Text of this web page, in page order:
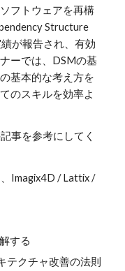
フトウェアを再構
Structure
が報告され、有効
ーでは、DSMの基
基本的な考え方を
のスキルを効率よ
事を参考にしてく
Imagix4D / Lattix /
する
テクチャ改善の法則